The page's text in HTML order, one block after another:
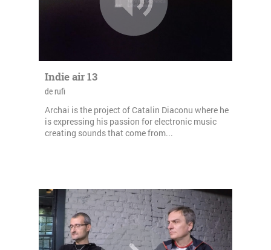
Indie air 13
de rufi
Archai is the project of Catalin Diaconu where he
is expressing his passion for electronic music
creating sounds that come from...